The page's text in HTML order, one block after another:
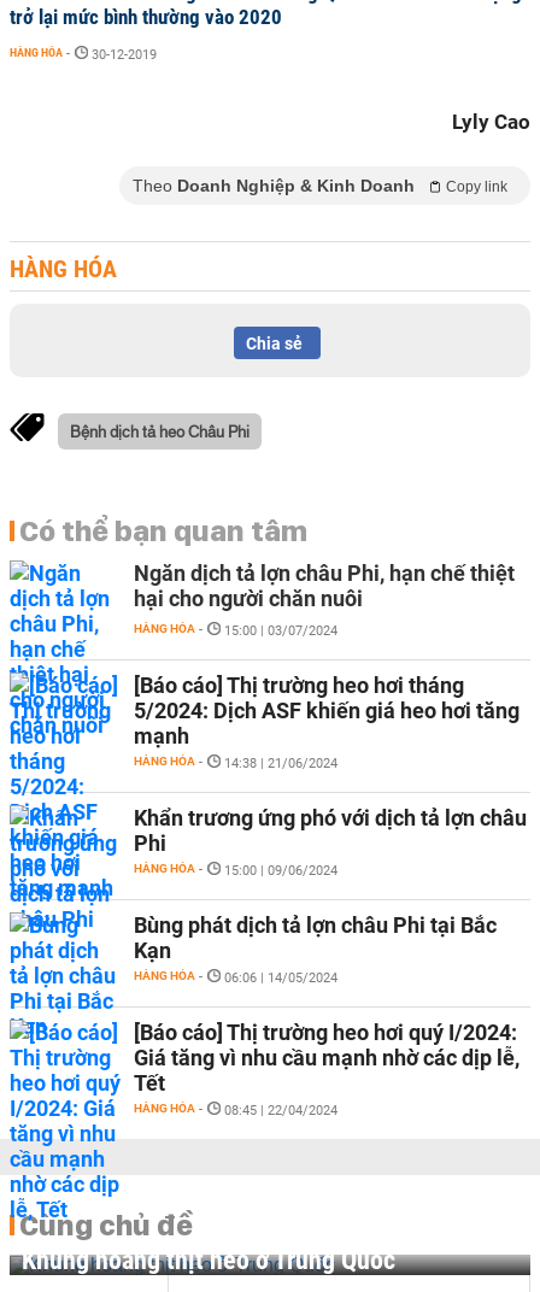
trở lại mức bình thường vào 2020
HÀNG HÓA - 30-12-2019
Lyly Cao
Theo Doanh Nghiệp & Kinh Doanh Copy link
HÀNG HÓA
Chia sẻ
Bệnh dịch tả heo Châu Phi
Có thể bạn quan tâm
Ngăn dịch tả lợn châu Phi, hạn chế thiệt
hại cho người chăn nuôi
HÀNG HÓA - 15:00 | 03/07/2024
[Báo cáo] Thị trường heo hơi tháng
5/2024: Dịch ASF khiến giá heo hơi tăng
mạnh
HÀNG HÓA - 14:38 | 21/06/2024
Khẩn trương ứng phó với dịch tả lợn châu
Phi
HÀNG HÓA - 15:00 | 09/06/2024
Bùng phát dịch tả lợn châu Phi tại Bắc
Kạn
HÀNG HÓA - 06:06 | 14/05/2024
[Báo cáo] Thị trường heo hơi quý I/2024:
Giá tăng vì nhu cầu mạnh nhờ các dịp lễ,
Tết
HÀNG HÓA - 08:45 | 22/04/2024
Cùng chủ đề
Khủng hoảng thịt heo ở Trung Quốc